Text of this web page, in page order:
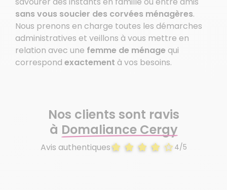
sans vous soucier des corvées ménagères.
Nous prenons en charge toutes les démarches
administratives et veillons à vous mettre en
relation avec une femme de ménage qui
correspond exactement à vos besoins.
Nos clients sont ravis
à Domaliance Cergy
Avis authentiques 4/5